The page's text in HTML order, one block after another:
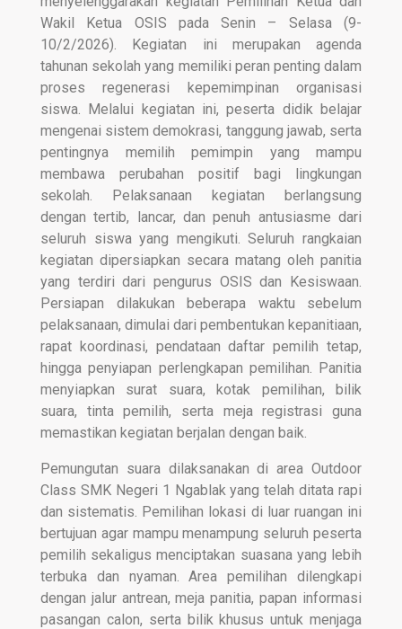
Wakil Ketua OSIS pada Senin – Selasa (9-
10/2/2026). Kegiatan ini merupakan agenda
tahunan sekolah yang memiliki peran penting dalam
proses regenerasi kepemimpinan organisasi
siswa. Melalui kegiatan ini, peserta didik belajar
mengenai sistem demokrasi, tanggung jawab, serta
pentingnya memilih pemimpin yang mampu
membawa perubahan positif bagi lingkungan
sekolah. Pelaksanaan kegiatan berlangsung
dengan tertib, lancar, dan penuh antusiasme dari
seluruh siswa yang mengikuti. Seluruh rangkaian
kegiatan dipersiapkan secara matang oleh panitia
yang terdiri dari pengurus OSIS dan Kesiswaan.
Persiapan dilakukan beberapa waktu sebelum
pelaksanaan, dimulai dari pembentukan kepanitiaan,
rapat koordinasi, pendataan daftar pemilih tetap,
hingga penyiapan perlengkapan pemilihan. Panitia
menyiapkan surat suara, kotak pemilihan, bilik
suara, tinta pemilih, serta meja registrasi guna
memastikan kegiatan berjalan dengan baik.
Pemungutan suara dilaksanakan di area Outdoor
Class SMK Negeri 1 Ngablak yang telah ditata rapi
dan sistematis. Pemilihan lokasi di luar ruangan ini
bertujuan agar mampu menampung seluruh peserta
pemilih sekaligus menciptakan suasana yang lebih
terbuka dan nyaman. Area pemilihan dilengkapi
dengan jalur antrean, meja panitia, papan informasi
pasangan calon, serta bilik khusus untuk menjaga